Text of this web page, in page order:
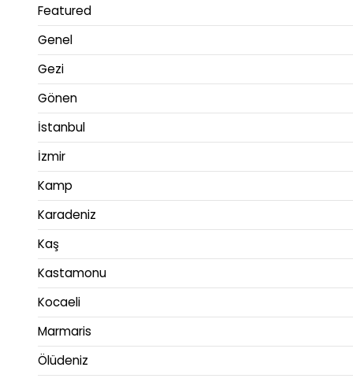
Featured
Genel
Gezi
Gönen
İstanbul
İzmir
Kamp
Karadeniz
Kaş
Kastamonu
Kocaeli
Marmaris
Ölüdeniz